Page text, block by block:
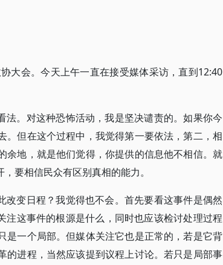
大会。今天上午一直在接受媒体采访，直到12:40
。对这种恐怖活动，我是坚决谴责的。如果你今
但在这个过程中，我觉得第一要依法，第二，相
余地，就是他们觉得，你提供的信息他不相信。就
要相信民众有区别真相的能力。
变日程？我觉得也不会。首先要看这事件是偶然
这事件的根源是什么，同时也应该检讨处理过程
是一个局部。但媒体关注它也是正常的，若是它背
的进程，当然应该提到议程上讨论。若只是局部事